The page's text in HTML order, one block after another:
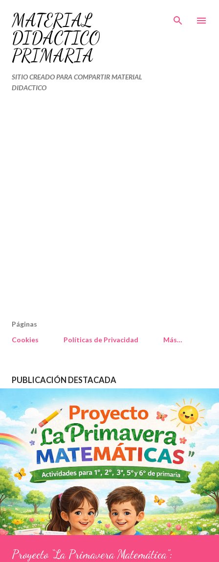
Ir al contenido principal
MATERIAL
DIDÁCTICO
PRIMARIA
SITIO CREADO PARA COMPARTIR MATERIAL
DIDACTICO
Páginas
Cookies
Políticas de Privacidad Más…
PUBLICACIÓN DESTACADA
Proyecto “La Primavera Matemática”: